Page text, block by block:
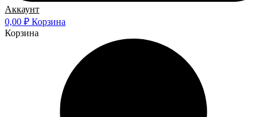
Аккаунт
0,00 ₽ Корзина
Корзина